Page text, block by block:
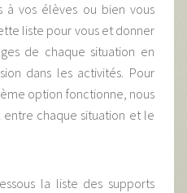
à vos élèves ou bien vous
liste pour vous et donner
de chaque situation en
dans les activités. Pour
option fonctionne, nous
chaque situation et le
la liste des supports